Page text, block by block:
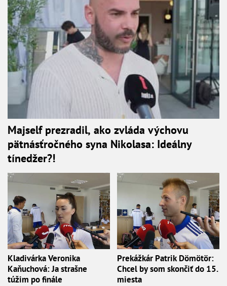
Majself prezradil, ako zvláda výchovu
pätnásťročného syna Nikolasa: Ideálny
tínedžer?!
Kladivárka Veronika
Kaňuchová: Ja strašne
túžim po finále
Prekážkár Patrik Dömötör:
Chcel by som skončiť do 15.
miesta